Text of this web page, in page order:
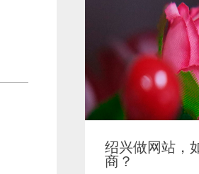
绍兴做网站，
商？